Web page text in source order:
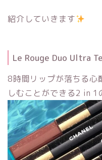
紹介していきます
Le Rouge Duo Ultra
8時間リップが落ちる心
しむことができる2 in 1